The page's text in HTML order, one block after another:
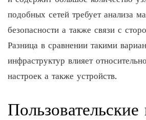
подобных сетей требует анализа
безопасности а также связи с
Разница в сравнении такими
инфраструктур влияет
настроек а также устройств.
Пользовательские